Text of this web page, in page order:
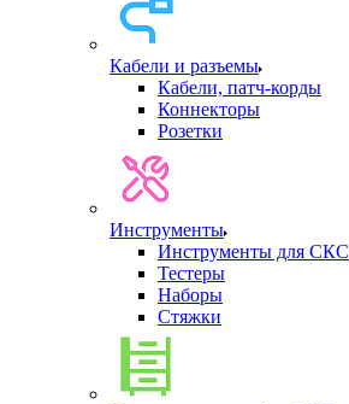
Кабели и разъемы
Кабели, патч-корды
Коннекторы
Розетки
Инструменты
Инструменты для СКС
Тестеры
Наборы
Стяжки